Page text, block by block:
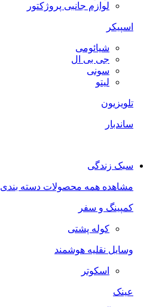
لوازم جانبی پروژکتور
اسپیکر
شیائومی
جی بی ال
سونی
لیتو
تلویزیون
ساندبار
سبک زندگی
مشاهده همه محصولات دسته بندی
کمپینگ و سفر
کوله پشتی
وسایل نقلیه هوشمند
اسکوتر
عینک